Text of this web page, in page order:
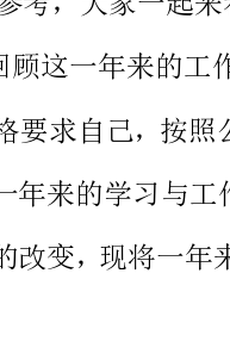
责人，自己清醒地认识到，办公室是总经理室直接领导下的综合管理
办公室对我来说是一个全新的工作领域。作为办公室的负